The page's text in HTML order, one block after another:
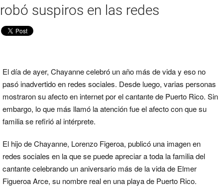
robó suspiros en las redes
El día de ayer, Chayanne celebró un año más de vida y eso no
pasó inadvertido en redes sociales. Desde luego, varias personas
mostraron su afecto en internet por el cantante de Puerto Rico. Sin
embargo, lo que más llamó la atención fue el afecto con que su
familia se refirió al intérprete.
El hijo de Chayanne, Lorenzo Figeroa, publicó una imagen en
redes sociales en la que se puede apreciar a toda la familia del
cantante celebrando un aniversario más de la vida de Elmer
Figueroa Arce, su nombre real en una playa de Puerto Rico.